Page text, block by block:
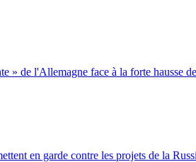
» de l'Allemagne face à la forte hausse
en garde contre les projets de la